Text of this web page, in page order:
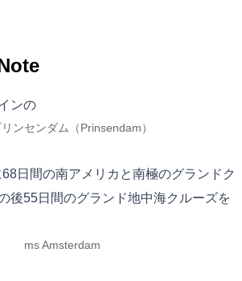
ンの
ンセンダム（Prinsendam）
日間の南アメリカと南極のグランドク
後55日間のグランド地中海クルーズを
ms Amsterdam